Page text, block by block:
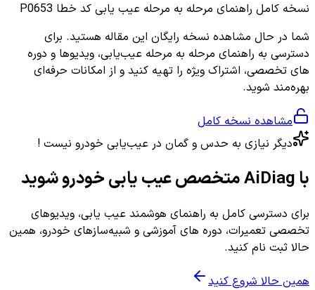
نسخه کامل راهنمای مرحله به مرحله عیب یابی کد خطا P0653
شما در حال مشاهده نسخه رایگان این مقاله هستید. برای
دسترسی به راهنمای مرحله به مرحله عیب‌یابی، ویدیوها و دوره
های تخصصی، اشتراک ویژه را تهیه کنید و از امکانات حرفه‌ای
بهره‌مند شوید.
مشاهده نسخه کامل
دیگر نیازی به حدس و گمان در عیب‌یابی خودرو نیست !
با AiDiag متخصص عیب یابی خودرو شوید
برای دسترسی کامل به راهنمای هوشمند عیب یابی، ویدیوهای
تخصصی تعمیرات، دوره های آموزشی و شبیه‌سازهای خودرو، همین
حالا ثبت نام کنید.
همین حالا شروع کنید